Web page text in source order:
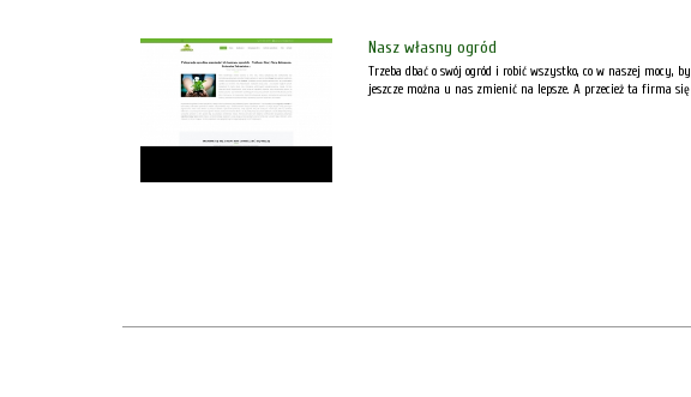
Nasz własny ogród
Trzeba dbać o swój ogród i robić wszystko, co w naszej
jeszcze można u nas zmienić na lepsze. A przecież ta firma